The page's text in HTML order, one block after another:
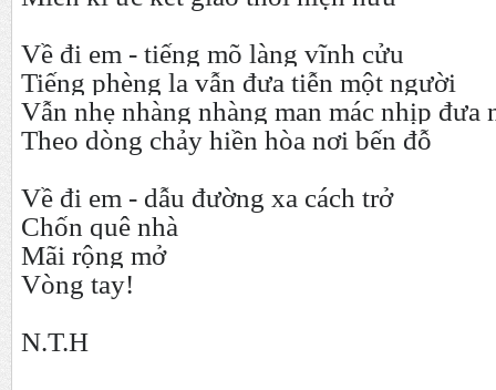
Về đi em - tiếng mõ làng vĩnh cửu
Tiếng phèng la vẫn đưa tiễn một người
Vẫn nhẹ nhàng nhàng man mác nhịp đưa
Theo dòng chảy hiền hòa nơi bến đỗ
Về đi em - dẫu đường xa cách trở
Chốn quê nhà
Mãi rộng mở
Vòng tay!
N.T.H